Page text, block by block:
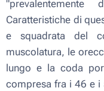
Caratteristiche di
e squadrata del
muscolatura, le
lungo e la coda
compresa fra i 46 e